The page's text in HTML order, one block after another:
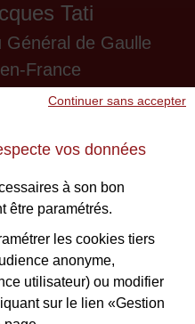
vos données
à son bon
être paramétrés.
les cookies tiers
anonyme,
utilisateur) ou modifier
sur le lien «Gestion
Continuer sans accepter
Tati
Général de Gaulle
France
61 87 55
infos !